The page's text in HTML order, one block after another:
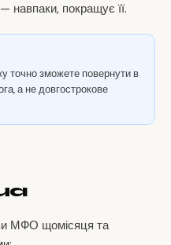
навпаки, покращує її.
точно зможете повернути в
а не довгострокове
МФО щомісяця та